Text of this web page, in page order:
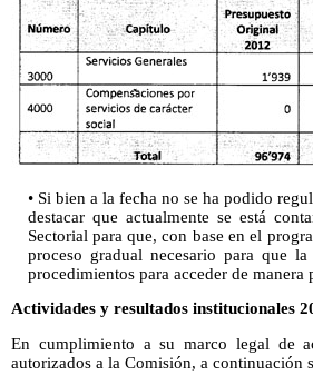
• Si bien a la fecha no se ha podido
destacar que actualmente se está
Sectorial para que, con base en el
proceso gradual necesario para que
procedimientos para acceder de
Actividades y resultados institucionales
En cumplimiento a su marco legal de
autorizados a la Comisión, a continuación